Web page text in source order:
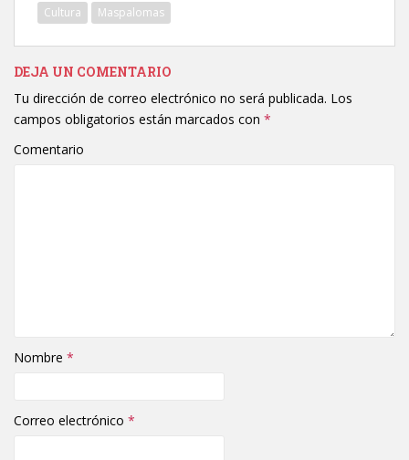
Cultura Maspalomas
DEJA UN COMENTARIO
Tu dirección de correo electrónico no será publicada. Los
campos obligatorios están marcados con *
Comentario
Nombre *
Correo electrónico *